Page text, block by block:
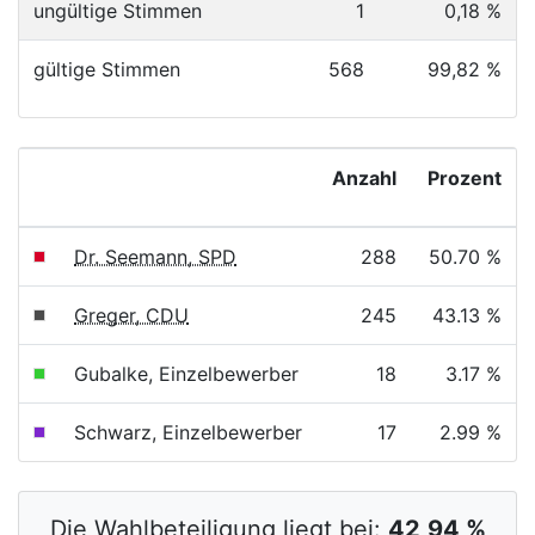
ungültige Stimmen 1 0,18 %
gültige Stimmen 568 99,82 %
Anzahl Prozent
Dr. Seemann, SPD 288 50.70 %
Greger, CDU 245 43.13 %
Gubalke, Einzelbewerber 18 3.17 %
Schwarz, Einzelbewerber 17 2.99 %
Die Wahlbeteiligung liegt bei: 42,94 %